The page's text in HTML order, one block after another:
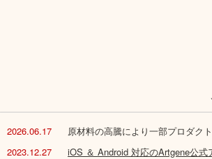
2026.06.17 原材料の高騰により一部プロダク
2023.12.27
iOS ＆ Android 対応のArtgene公式